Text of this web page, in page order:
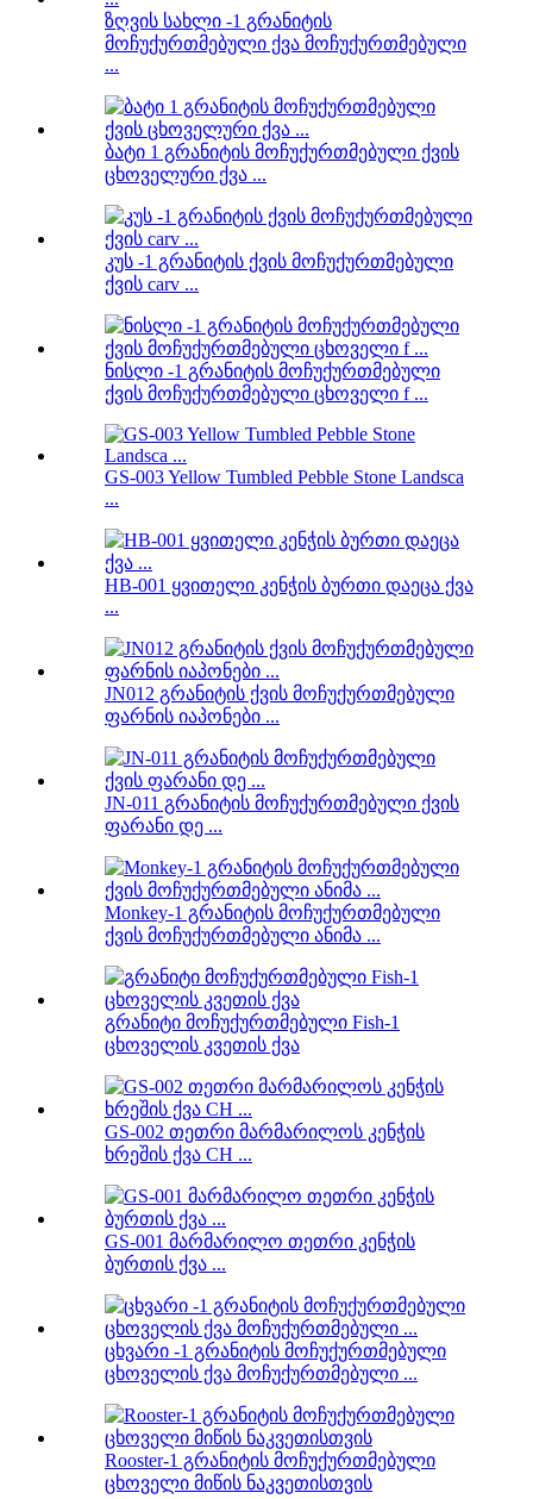
ზღვის სახლი -1 გრანიტის
მოჩუქურთმებული ქვა მოჩუქურთმებული
...
ბატი 1 გრანიტის მოჩუქურთმებული ქვის
ცხოველური ქვა ...
კუს -1 გრანიტის ქვის მოჩუქურთმებული
ქვის carv ...
ნისლი -1 გრანიტის მოჩუქურთმებული
ქვის მოჩუქურთმებული ცხოველი f ...
GS-003 Yellow Tumbled Pebble Stone Landsca
...
HB-001 ყვითელი კენჭის ბურთი დაეცა ქვა
...
JN012 გრანიტის ქვის მოჩუქურთმებული
ფარნის იაპონები ...
JN-011 გრანიტის მოჩუქურთმებული ქვის
ფარანი დე ...
Monkey-1 გრანიტის მოჩუქურთმებული
ქვის მოჩუქურთმებული ანიმა ...
გრანიტი მოჩუქურთმებული Fish-1
ცხოველის კვეთის ქვა
GS-002 თეთრი მარმარილოს კენჭის
ხრეშის ქვა CH ...
GS-001 მარმარილო თეთრი კენჭის
ბურთის ქვა ...
ცხვარი -1 გრანიტის მოჩუქურთმებული
ცხოველის ქვა მოჩუქურთმებული ...
Rooster-1 გრანიტის მოჩუქურთმებული
ცხოველი მიწის ნაკვეთისთვის